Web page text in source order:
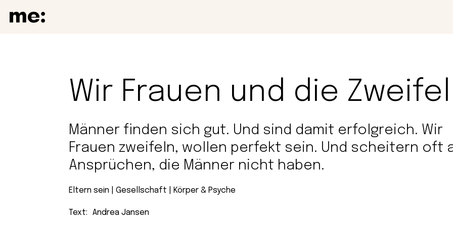
Wir Frauen und die Zweifel
Männer finden sich gut. Und sind damit erfolgreich. Wir
Frauen zweifeln, wollen perfekt sein. Und scheitern oft
Ansprüchen, die Männer nicht haben.
Eltern sein Gesellschaft Körper & Psyche
Text: Andrea Jansen